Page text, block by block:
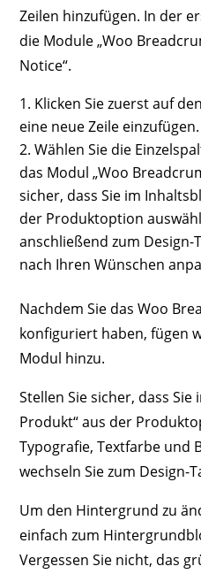
Zeilen hinzufügen. In der
die Module „Woo
Notice“.
Klicken Sie zuerst auf
eine neue Zeile einzufügen.
Wählen Sie die
das Modul „Woo
sicher, dass Sie im
der Produktoption
anschließend zum Design-
nach Ihren Wünschen
Nachdem Sie das Woo
konfiguriert haben, fügen
Modul hinzu.
Stellen Sie sicher, dass Sie
Produkt“ aus der
Typografie, Textfarbe und
wechseln Sie zum Design-
Um den Hintergrund zu
einfach zum
Vergessen Sie nicht, das